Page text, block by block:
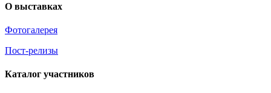
О выставках
Фотогалерея
Пост-релизы
Каталог участников